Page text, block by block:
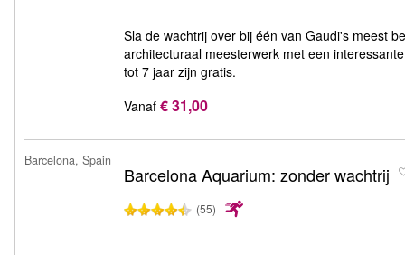
Sla de wachtrij over bij één van Gaudi's meest
architecturaal meesterwerk met een
tot 7 jaar zijn gratis.
Vanaf € 31,00
Barcelona, Spain
Barcelona Aquarium: zonder wachtrij
(55)